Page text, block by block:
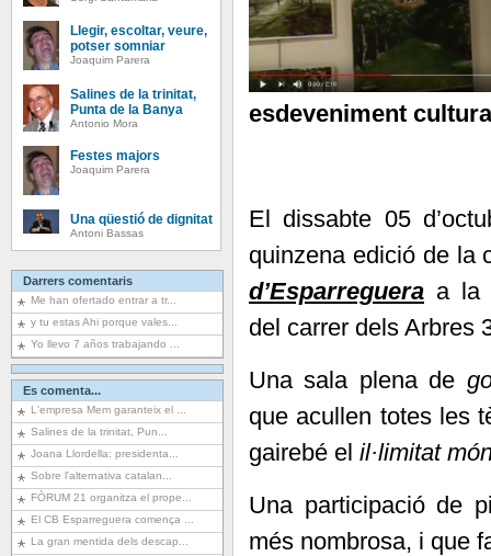
Llegir, escoltar, veure,
potser somniar
Joaquim Parera
Salines de la trinitat,
Punta de la Banya
Antonio Mora
Festes majors
Joaquim Parera
Una qüestió de dignitat
Antoni Bassas
Darrers comentaris
Me han ofertado entrar a tr...
y tu estas Ahi porque vales...
Yo llevo 7 años trabajando ...
Es comenta...
L'empresa Mem garanteix el ...
Salines de la trinitat, Pun...
Joana Llordella: presidenta...
Sobre l'alternativa catalan...
FÒRUM 21 organitza el prope...
El CB Esparreguera comença ...
La gran mentida dels descap...
esdeveniment
El dissabte 05
quinzena edició de la
d’Esparreguera a la
del carrer dels Arbres
Una sala plena de
que acullen totes les
gairebé el il·limitat
Una participació de
més nombrosa, i que